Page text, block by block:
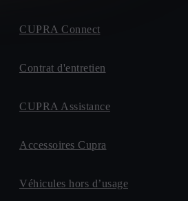
CUPRA Connect
Contrat d'entretien
CUPRA Assistance
Accessoires Cupra
Véhicules hors d’usage